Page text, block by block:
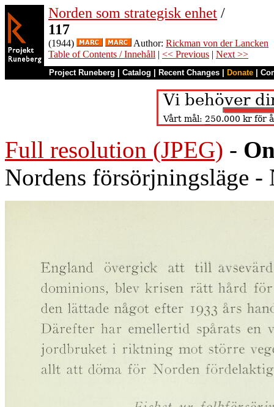
Norden som strategisk enhet /
117
(1944) Author: Rickman von der Lancken
Table of Contents / Innehåll | << Previous | Next >>
Project Runeberg Catalog Recent Changes Donate
Full resolution (JPEG) -
Nordens försörjningsläge -